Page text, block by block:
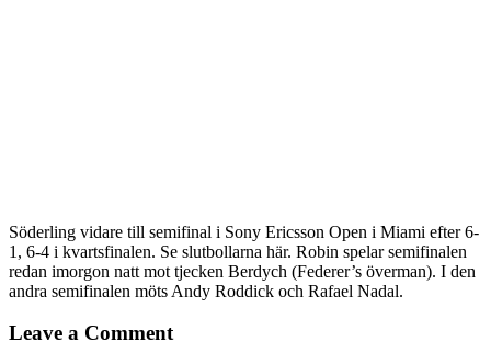
Söderling vidare till semifinal i Sony Ericsson Open i Miami efter 6-
1, 6-4 i kvartsfinalen. Se slutbollarna här. Robin spelar semifinalen
redan imorgon natt mot tjecken Berdych (Federer’s överman). I den
andra semifinalen möts Andy Roddick och Rafael Nadal.
Leave a Comment